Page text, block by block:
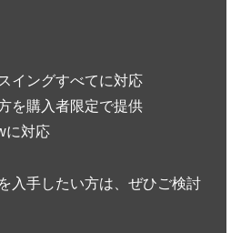
イングすべてに対応
を購入者限定で提供
に対応
入手したい方は、ぜひご検討